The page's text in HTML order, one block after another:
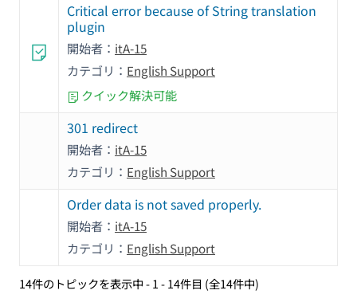
Critical error because of String translation
plugin
開始者： itA-15
カテゴリ： English Support
クイック解決可能
301 redirect
開始者： itA-15
カテゴリ： English Support
Order data is not saved properly.
開始者： itA-15
カテゴリ： English Support
14件のトピックを表示中 - 1 - 14件目 (全14件中)